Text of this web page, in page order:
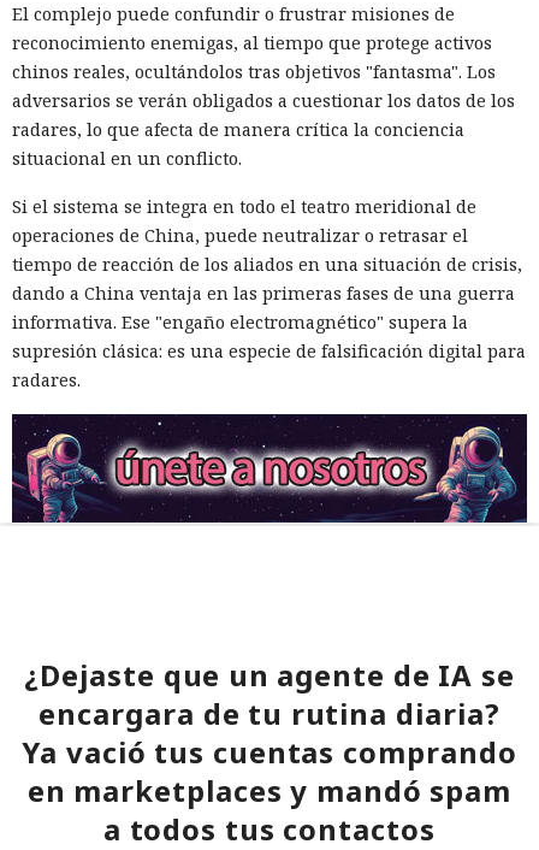
El complejo puede confundir o frustrar misiones de
reconocimiento enemigas, al tiempo que protege activos
chinos reales, ocultándolos tras objetivos "fantasma". Los
adversarios se verán obligados a cuestionar los datos de los
radares, lo que afecta de manera crítica la conciencia
situacional en un conflicto.
Si el sistema se integra en todo el teatro meridional de
operaciones de China, puede neutralizar o retrasar el
tiempo de reacción de los aliados en una situación de crisis,
dando a China ventaja en las primeras fases de una guerra
informativa. Ese "engaño electromagnético" supera la
supresión clásica: es una especie de falsificación digital para
radares.
¿Dejaste que un agente de IA se
encargara de tu rutina diaria?
Ya vació tus cuentas comprando
en marketplaces y mandó spam
a todos tus contactos